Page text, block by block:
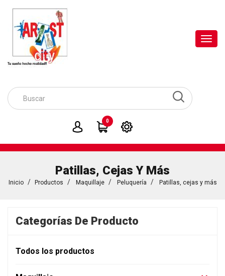
0
Patillas, Cejas Y Más
Inicio Productos Maquillaje Peluquería Patillas, cejas y más
Categorías De Producto
Todos los productos